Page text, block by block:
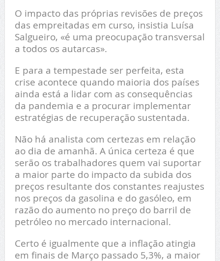
O impacto das próprias revisões de preços
das empreitadas em curso, insistia Luísa
Salgueiro, «é uma preocupação transversal
a todos os autarcas».
E para a tempestade ser perfeita, esta
crise acontece quando maioria dos países
ainda está a lidar com as consequências
da pandemia e a procurar implementar
estratégias de recuperação sustentada.
Não há analista com certezas em relação
ao dia de amanhã. A única certeza é que
serão os trabalhadores quem vai suportar
a maior parte do impacto da subida dos
preços resultante dos constantes reajustes
nos preços da gasolina e do gasóleo, em
razão do aumento no preço do barril de
petróleo no mercado internacional.
Certo é igualmente que a inflação atingia
em finais de Março passado 5,3%, a maior